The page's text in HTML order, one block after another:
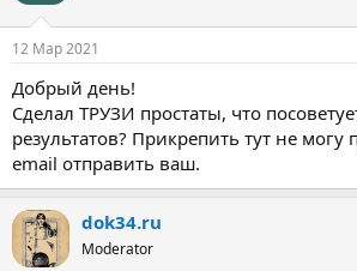
т
е
м
ы
а
12 Мар 2021
Добрый день!
Сделал ТРУЗИ простаты, что
результатов? Прикрепить тут не могу
email отправить ваш.
dok34.ru
Moderator